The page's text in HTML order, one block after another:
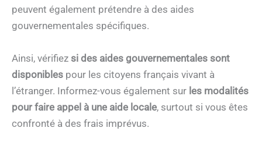
peuvent également prétendre à des aides
gouvernementales spécifiques.
Ainsi, vérifiez si des aides gouvernementales sont
disponibles pour les citoyens français vivant à
l’étranger. Informez-vous également sur les modalités
pour faire appel à une aide locale, surtout si vous êtes
confronté à des frais imprévus.